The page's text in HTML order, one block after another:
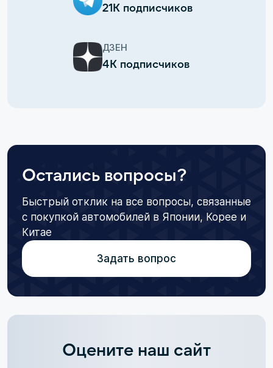
21К подписчиков
ДЗЕН
4К подписчиков
Остались вопросы?
Быстрый отклик на все вопросы, связанные
с покупкой автомобилей в Японии, Корее и
Китае
Задать вопрос
Оцените наш сайт